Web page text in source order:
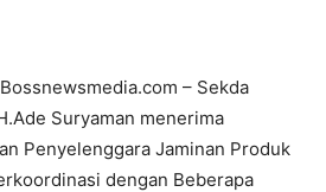
– Sekda
Suryaman menerima
Penyelenggara Jaminan Produk
dengan Beberapa